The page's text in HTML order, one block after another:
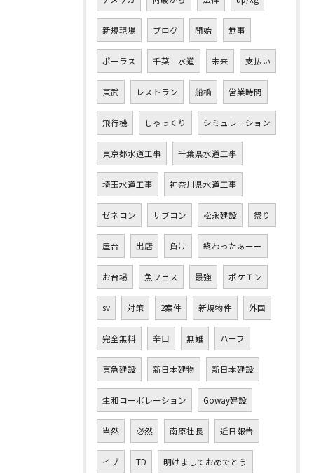
新規現場 ブログ 開始 無事
ポーラス 千葉 水道 未来 支払い
東武 レストラン 船橋 営業時間
飛行機 しゃっくり シミュレーション
東京都水道工事 千葉県水道工事
埼玉水道工事 神奈川県水道工事
ゼネコン サブコン 松永建設 祭り
屋台 出店 負け 終わったぁーー
お台場 魚フェス 最強 ポケモン
sv 対策 2案件 新規物件 外国
完全無料 辛口 無難 ハーフ
東急建設 新日本建物 新日本建設
生和コーポレーション Goway建設
当然 必然 南原社長 近日報告
イブ TD 明けましておめでとう